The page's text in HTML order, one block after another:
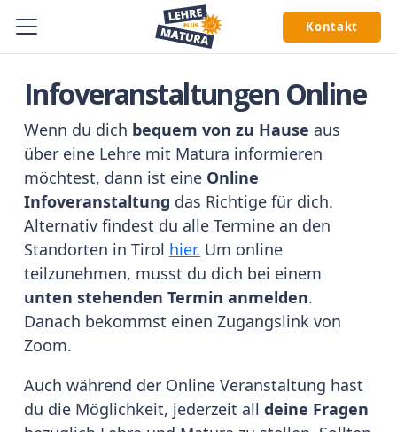
Kontakt
Infoveranstaltungen Online
Wenn du dich bequem von zu Hause aus
über eine Lehre mit Matura informieren
möchtest, dann ist eine Online
Infoveranstaltung das Richtige für dich.
Alternativ findest du alle Termine an den
Standorten in Tirol hier. Um online
teilzunehmen, musst du dich bei einem
unten stehenden Termin anmelden.
Danach bekommst einen Zugangslink von
Zoom.
Auch während der Online Veranstaltung hast
du die Möglichkeit, jederzeit all deine Fragen